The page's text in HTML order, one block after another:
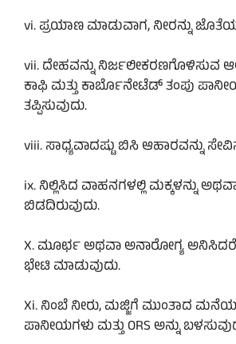
vi. ಪ್ರಯಾಣ ಮಾಡುವಾಗ, ನೀರನ್ನು
vii. ದೇಹವನ್ನು
ಕಾಫಿ ಮತ್ತು ಕಾರ್ಬೊನೇಟೆಡ್ ತಂಪು
ತಪ್ಪಿಸುವುದು.
viii. ಸಾಧ್ಯವಾದಷ್ಟು ಬಿಸಿ ಆಹಾರವನ್ನು
ix. ನಿಲ್ಲಿಸಿದ ವಾಹನಗಳಲ್ಲಿ ಮಕ್ಕಳನ್ನು
ಬಿಡದಿರುವುದು.
X. ಮೂರ್ಛ ಅಥವಾ ಅನಾರೋಗ್ಯ ಅನಿಸಿದರೆ,
ಭೇಟಿ ಮಾಡುವುದು.
Xi. ನಿಂಬೆ ನೀರು, ಮಜ್ಜಿಗೆ ಮುಂತಾದ
ಪಾನೀಯಗಳು ಮತ್ತು ORS ಅನ್ನು